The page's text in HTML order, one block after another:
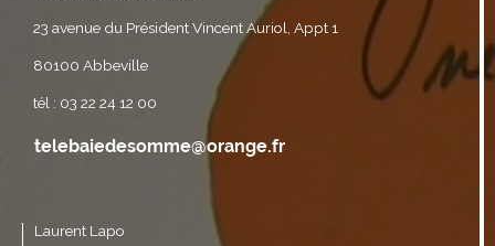
23 avenue du Président Vincent Auriol, Appt 1
80100 Abbeville
tél : 03 22 24 12 00
Laurent Lapo